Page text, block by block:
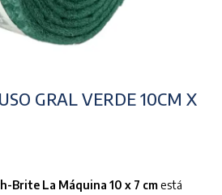
GRAL VERDE 10CM X
Brite La Máquina 10 x 7 cmestá